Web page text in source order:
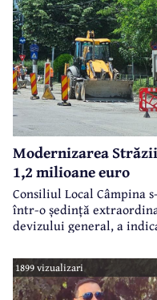
Modernizarea
1,2 milioane euro
Consiliul Local
într-o ședință
devizului general, a
realizarea modernizării
finanțat prin Programul
Saligny”.
1899 vizualizari